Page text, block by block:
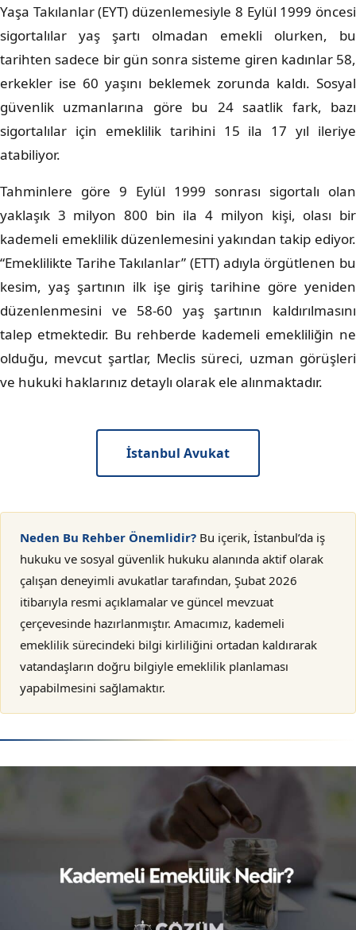
Yaşa Takılanlar (EYT) düzenlemesiyle 8 Eylül 1999 öncesi
sigortalılar yaş şartı olmadan emekli olurken, bu
tarihten sadece bir gün sonra sisteme giren kadınlar 58,
erkekler ise 60 yaşını beklemek zorunda kaldı. Sosyal
güvenlik uzmanlarına göre bu 24 saatlik fark, bazı
sigortalılar için emeklilik tarihini 15 ila 17 yıl ileriye
atabiliyor.
Tahminlere göre 9 Eylül 1999 sonrası sigortalı olan
yaklaşık 3 milyon 800 bin ila 4 milyon kişi, olası bir
kademeli emeklilik düzenlemesini yakından takip ediyor.
“Emeklilikte Tarihe Takılanlar” (ETT) adıyla örgütlenen bu
kesim, yaş şartının ilk işe giriş tarihine göre yeniden
düzenlenmesini ve 58-60 yaş şartının kaldırılmasını
talep etmektedir. Bu rehberde kademeli emekliliğin ne
olduğu, mevcut şartlar, Meclis süreci, uzman görüşleri
ve hukuki haklarınız detaylı olarak ele alınmaktadır.
İstanbul Avukat
Neden Bu Rehber Önemlidir? Bu içerik, İstanbul’da iş
hukuku ve sosyal güvenlik hukuku alanında aktif olarak
çalışan deneyimli avukatlar tarafından, Şubat 2026
itibarıyla resmi açıklamalar ve güncel mevzuat
çerçevesinde hazırlanmıştır. Amacımız, kademeli
emeklilik sürecindeki bilgi kirliliğini ortadan kaldırarak
vatandaşların doğru bilgiyle emeklilik planlaması
yapabilmesini sağlamaktır.